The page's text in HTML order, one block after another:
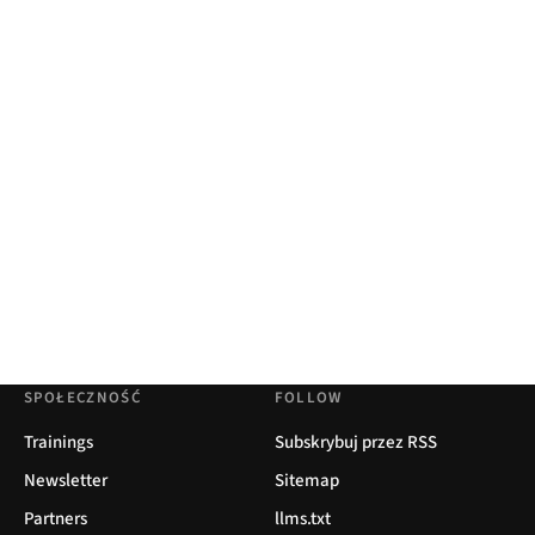
SPOŁECZNOŚĆ
Trainings
Newsletter
Partners
FOLLOW
Subskrybuj przez RSS
Sitemap
llms.txt